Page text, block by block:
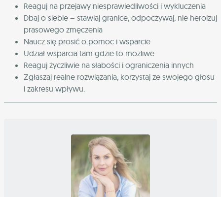
Reaguj na przejawy niesprawiedliwości i wykluczenia
Dbaj o siebie – stawiaj granice, odpoczywaj, nie heroizuj
prasowego zmęczenia
Naucz się prosić o pomoc i wsparcie
Udział wsparcia tam gdzie to możliwe
Reaguj życzliwie na słabości i ograniczenia innych
Zgłaszaj realne rozwiązania, korzystaj ze swojego głosu
i zakresu wpływu.